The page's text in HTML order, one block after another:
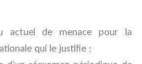
actuel de menace pour la
qui le justifie ;